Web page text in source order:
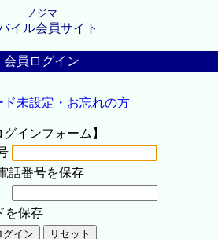
ノジマ
イル会員サイト
会員ログイン
ド未設定・お忘れの方
グインフォーム】
話番号を保存
を保存